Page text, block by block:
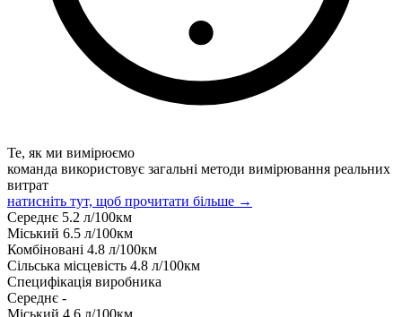
Те, як ми вимірюємо
команда використовує загальні методи вимірювання реальних
витрат
натисніть тут, щоб прочитати більше →
Середнє 5.2 л/100км
Міський 6.5 л/100км
Комбіновані 4.8 л/100км
Сільська місцевість 4.8 л/100км
Специфікація виробника
Середнє -
Міський 4.6 л/100км